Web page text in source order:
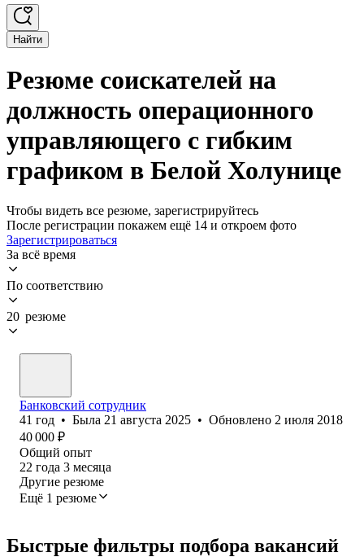
Найти
Резюме соискателей на
должность операционного
управляющего с гибким
графиком в Белой Холунице
Чтобы видеть все резюме, зарегистрируйтесь
После регистрации покажем ещё 14 и откроем фото
Зарегистрироваться
За всё время
По соответствию
20 резюме
Банковский сотрудник
41 год • Была 21 августа 2025 • Обновлено 2 июля 2018
40 000 ₽
Общий опыт
22 года 3 месяца
Другие резюме
Ещё 1 резюме
Быстрые фильтры подбора вакансий